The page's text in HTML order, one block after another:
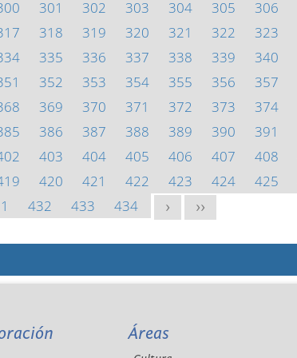
301 302 303 304 305 306
318 319 320 321 322 323
335 336 337 338 339 340
352 353 354 355 356 357
369 370 371 372 373 374
386 387 388 389 390 391
403 404 405 406 407 408
420 421 422 423 424 425
432 433 434 > >>
Áreas